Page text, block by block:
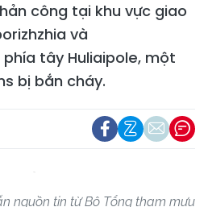
công tại khu vực giao
và
tây Huliaipole, một
bị bắn cháy.
nguồn tin từ Bộ Tổng tham mưu